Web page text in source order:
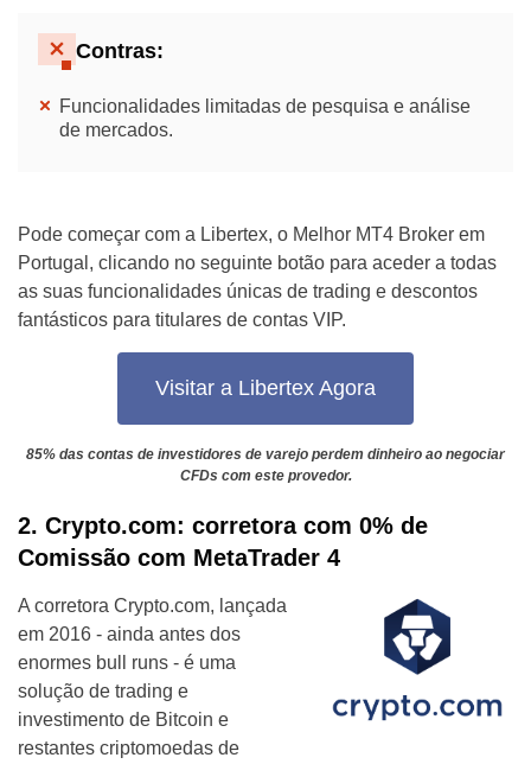
Contras:
Funcionalidades limitadas de pesquisa e análise
de mercados.
Pode começar com a Libertex, o Melhor MT4 Broker em
Portugal, clicando no seguinte botão para aceder a todas
as suas funcionalidades únicas de trading e descontos
fantásticos para titulares de contas VIP.
Visitar a Libertex Agora
85% das contas de investidores de varejo perdem dinheiro ao negociar
CFDs com este provedor.
2. Crypto.com: corretora com 0% de
Comissão com MetaTrader 4
A corretora Crypto.com, lançada
em 2016 - ainda antes dos
enormes bull runs - é uma
solução de trading e
investimento de Bitcoin e
restantes criptomoedas de